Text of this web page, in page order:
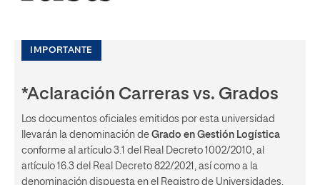
IMPORTANTE
*Aclaración Carreras vs. Grados
Los documentos oficiales emitidos por esta universidad
llevarán la denominación de Grado en Gestión Logística
conforme al artículo 3.1 del Real Decreto 1002/2010, al
artículo 16.3 del Real Decreto 822/2021, así como a la
denominación dispuesta en el Registro de Universidades,